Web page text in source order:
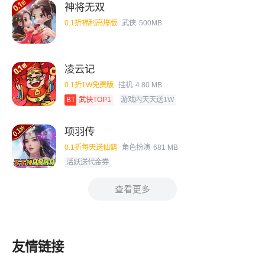
神将无双
0.1折福利高爆版 武侠 500MB
凌云记
0.1折1W免费版 挂机 4.80 MB
BT 武侠TOP1 游戏内天天送1W
项羽传
0.1折每天送仙鹤 角色扮演 681 MB
活跃送代金券
查看更多
友情链接